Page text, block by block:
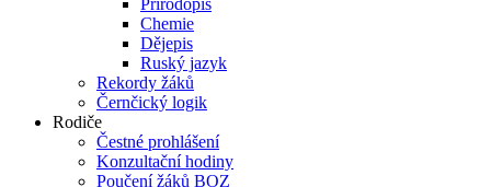
Chemie
Dějepis
Ruský jazyk
Rekordy žáků
Černčický logik
Rodiče
Čestné prohlášení
Konzultační hodiny
Poučení žáků BOZ